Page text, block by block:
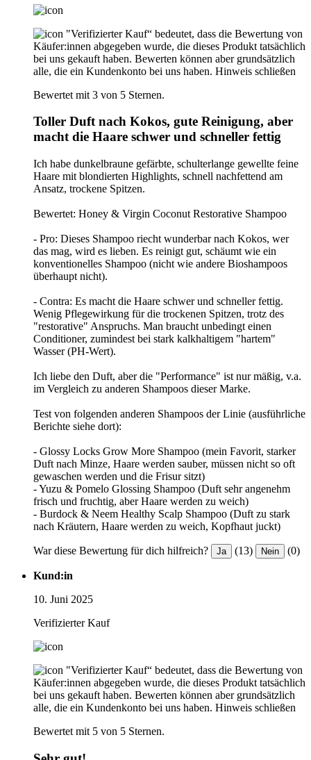
"Verifizierter Kauf“ bedeutet, dass die Bewertung von
Käufer:innen abgegeben wurde, die dieses Produkt tatsächlich
bei uns gekauft haben. Bewerten können aber grundsätzlich
alle, die ein Kundenkonto bei uns haben. Hinweis schließen
Bewertet mit 3 von 5 Sternen.
Toller Duft nach Kokos, gute Reinigung, aber
macht die Haare schwer und schneller fettig
Ich habe dunkelbraune gefärbte, schulterlange gewellte feine
Haare mit blondierten Highlights, schnell nachfettend am
Ansatz, trockene Spitzen.
Bewertet: Honey & Virgin Coconut Restorative Shampoo
- Pro: Dieses Shampoo riecht wunderbar nach Kokos, wer
das mag, wird es lieben. Es reinigt gut, schäumt wie ein
konventionelles Shampoo (nicht wie andere Bioshampoos
überhaupt nicht).
- Contra: Es macht die Haare schwer und schneller fettig.
Wenig Pflegewirkung für die trockenen Spitzen, trotz des
"restorative" Anspruchs. Man braucht unbedingt einen
Conditioner, zumindest bei stark kalkhaltigem "hartem"
Wasser (PH-Wert).
Ich liebe den Duft, aber die "Performance" ist nur mäßig, v.a.
im Vergleich zu anderen Shampoos dieser Marke.
Test von folgenden anderen Shampoos der Linie (ausführliche
Berichte siehe dort):
- Glossy Locks Grow More Shampoo (mein Favorit, starker
Duft nach Minze, Haare werden sauber, müssen nicht so oft
gewaschen werden und die Frisur sitzt)
- Yuzu & Pomelo Glossing Shampoo (Duft sehr angenehm
frisch und fruchtig, aber Haare werden zu weich)
- Burdock & Neem Healthy Scalp Shampoo (Duft zu stark
nach Kräutern, Haare werden zu weich, Kopfhaut juckt)
War diese Bewertung für dich hilfreich? Ja (13) Nein (0)
Kund:in
10. Juni 2025
Verifizierter Kauf
"Verifizierter Kauf“ bedeutet, dass die Bewertung von
Käufer:innen abgegeben wurde, die dieses Produkt tatsächlich
bei uns gekauft haben. Bewerten können aber grundsätzlich
alle, die ein Kundenkonto bei uns haben. Hinweis schließen
Bewertet mit 5 von 5 Sternen.